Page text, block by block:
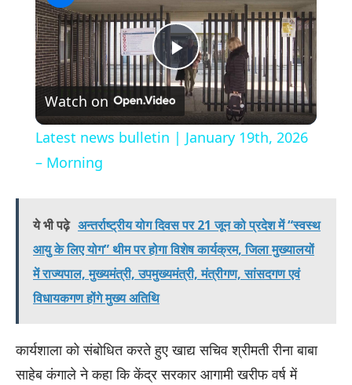
Play
Video
Watch on
Latest news bulletin | January 19th, 2026
– Morning
ये भी पढ़े अन्तर्राष्ट्रीय योग दिवस पर 21 जून को प्रदेश में “स्वस्थ
आयु के लिए योग” थीम पर होगा विशेष कार्यक्रम, जिला मुख्यालयों
में राज्यपाल, मुख्यमंत्री, उपमुख्यमंत्री, मंत्रीगण, सांसदगण एवं
विधायकगण होंगे मुख्य अतिथि
कार्यशाला को संबोधित करते हुए खाद्य सचिव श्रीमती रीना बाबा
साहेब कंगाले ने कहा कि केंद्र सरकार आगामी खरीफ वर्ष में